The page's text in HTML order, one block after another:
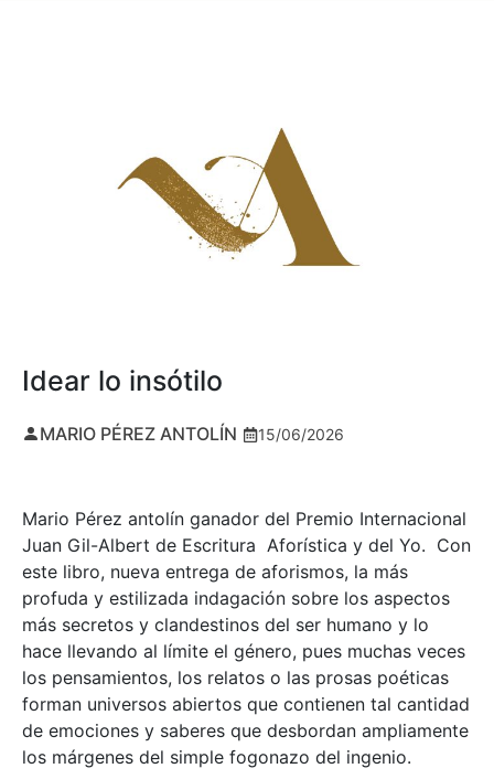
Idear lo insótilo
MARIO PÉREZ ANTOLÍN 15/06/2026
Mario Pérez antolín ganador del Premio Internacional
Juan Gil-Albert de Escritura Aforística y del Yo. Con
este libro, nueva entrega de aforismos, la más
profuda y estilizada indagación sobre los aspectos
más secretos y clandestinos del ser humano y lo
hace llevando al límite el género, pues muchas veces
los pensamientos, los relatos o las prosas poéticas
forman universos abiertos que contienen tal cantidad
de emociones y saberes que desbordan ampliamente
los márgenes del simple fogonazo del ingenio.